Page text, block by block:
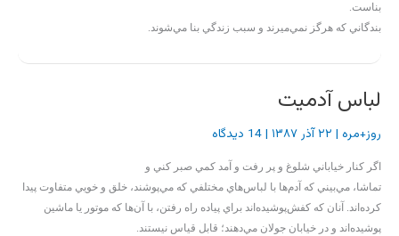
بناست.
بندگاني كه هرگز نمي‌ميرند و سبب زندگي بنا مي‌شوند.
لباس آدمیت
روز+مره | ۲۲ آذر ۱۳۸۷ |14 دیدگاه
اگر كنار خياباني شلوغ و پر رفت و آمد كمي صبر كني و
تماشا، مي‌بيني كه آدم‌ها با لباس‌هاي مختلفي كه مي‌پوشند، خلق و خويي متفاوت پيدا
كرده‌اند. آنان كه كفش‌پوشيده‌اند براي پياده راه رفتن، با آن‌ها كه موتور يا ماشين
پوشيده‌اند و در خيابان جولان مي‌دهند؛ قابل قياس نيستند.